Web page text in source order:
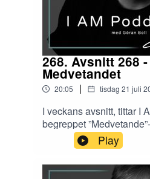
268. Avsnitt 268
Medvetandet
20:05 | tisdag 21 juli
I veckans avsnitt, tittar I
begreppet
brottas med det som
traditioner beskrev för
Play